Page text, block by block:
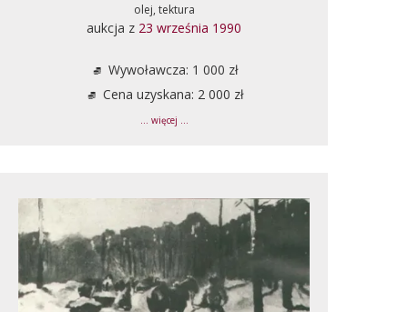
olej, tektura
aukcja z 23 września 1990
Wywoławcza: 1 000 zł
Cena uzyskana: 2 000 zł
... więcej ...